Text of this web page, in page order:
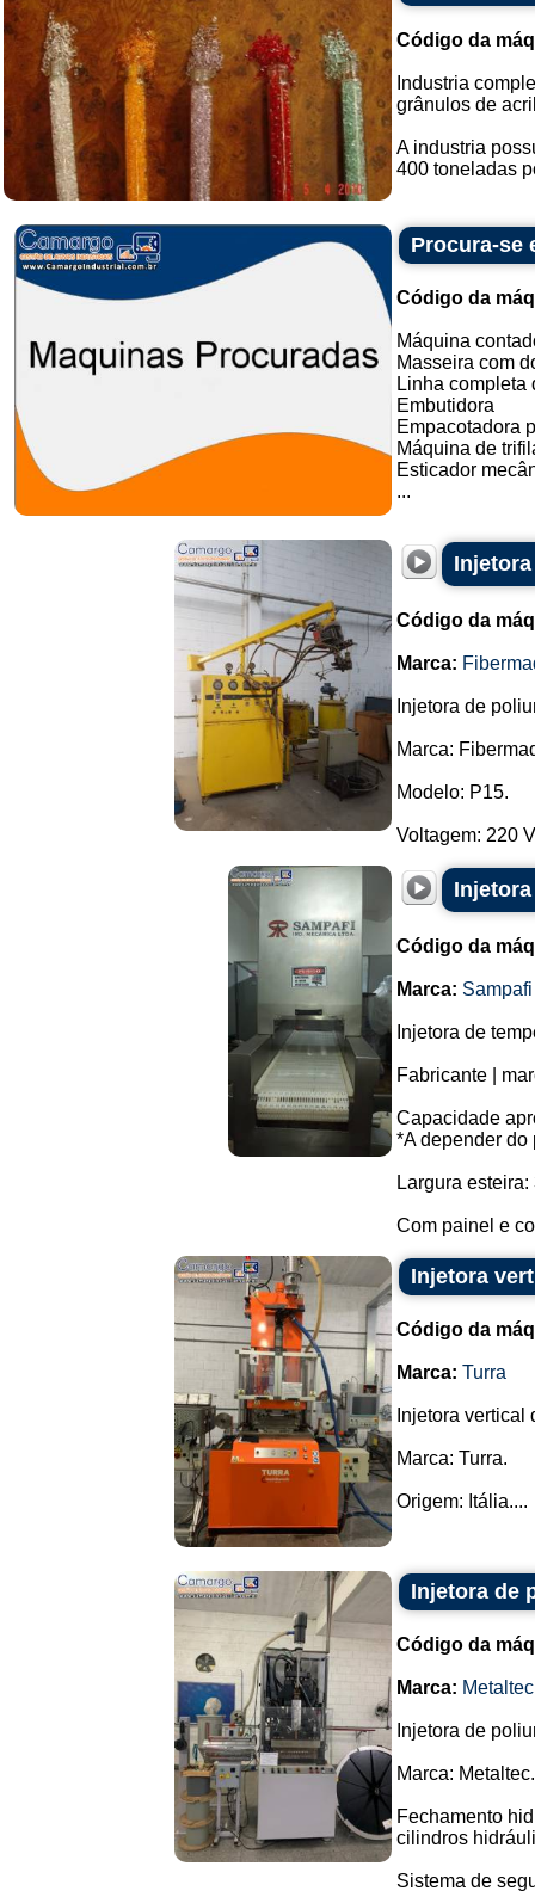
Código da
Industria
grânulos de
A industria
400 toneladas
Procura-se
Código da
Máquina
Masseira com
Linha completa
Embutidora
Empacotadora
Máquina de
Esticador
...
Código da
Marca:
Injetora de
Marca:
Modelo: P15.
Voltagem: 220
Código da
Marca: Sampafi
Injetora de
Fabricante |
Capacidade
*A depender do
Largura esteira:
Com painel e
Injetora
Código da
Marca: Turra
Injetora vertical
Marca: Turra.
Origem: Itália....
Injetora de
Código da
Marca: Metaltec
Injetora de
Marca: Metaltec.
Fechamento
cilindros
Sistema de